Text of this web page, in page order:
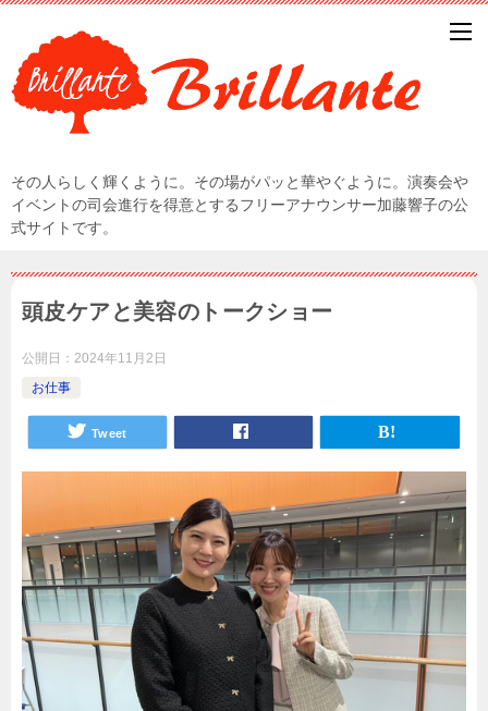
その人らしく輝くように。その場がパッと華やぐように。演奏会や
イベントの司会進行を得意とするフリーアナウンサー加藤響子の公
式サイトです。
頭皮ケアと美容のトークショー
公開日： 2024年11月2日
お仕事
Tweet